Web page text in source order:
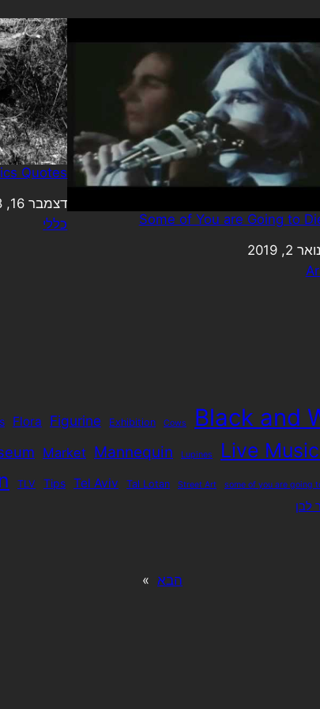
Some of You are Going to
2, 2019
ל-
Quotes
תאריך
דצמבר 16, 2018
בהקשר ל-
כללי
Black and
Cows
Exhibition
Figurine
Flora
Live
Lupines
Mannequin
Market
some of you are going
Street Art
Tal Lotan
Tel Aviv
Tips
TLV
לבן
הבא »